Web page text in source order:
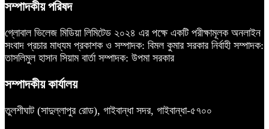
সম্পাদকীয় পরিষদ
গ্লোবাল ভিলেজ মিডিয়া লিমিটেড ২০২৪ এর পক্ষে একটি পরীক্ষামূলক অনলাইন
সংবাদ প্রচার মাধ্যম প্রকাশক ও সম্পাদক: বিমল কুমার সরকার নির্বাহী সম্পাদক:
তাসলিমুল হাসান সিয়াম বার্তা সম্পাদক: উপমা সরকার
সম্পাদকীয় কার্যালয়
তুলশীঘাট (সাদুল্লাপুর রোড), গাইবান্ধা সদর, গাইবান্ধা-৫৭০০